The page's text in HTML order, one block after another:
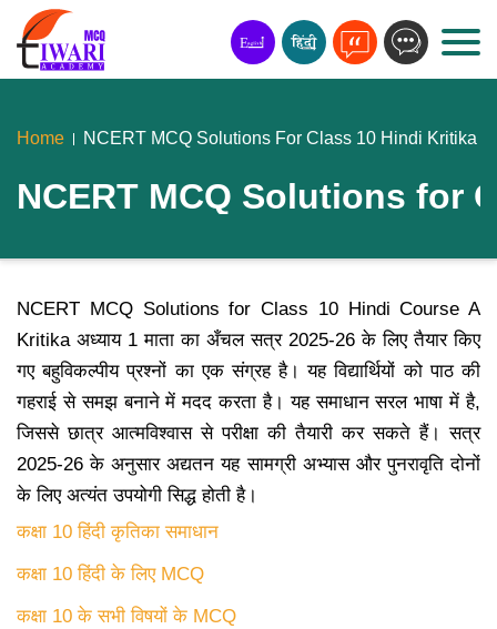
Home NCERT MCQ Solutions For Class 10 Hindi Kritika
NCERT MCQ Solutions for
NCERT MCQ Solutions for Class 10 Hindi Course A
Kritika अध्याय 1 माता का अँचल सत्र 2025-26 के लिए तैयार किए
गए बहुविकल्पीय प्रश्नों का एक संग्रह है। यह विद्यार्थियों को पाठ की
गहराई से समझ बनाने में मदद करता है। यह समाधान सरल भाषा में है,
जिससे छात्र आत्मविश्वास से परीक्षा की तैयारी कर सकते हैं। सत्र
2025-26 के अनुसार अद्यतन यह सामग्री अभ्यास और पुनरावृति दोनों
के लिए अत्यंत उपयोगी सिद्ध होती है।
कक्षा 10 हिंदी कृतिका समाधान
कक्षा 10 हिंदी के लिए MCQ
कक्षा 10 के सभी विषयों के MCQ